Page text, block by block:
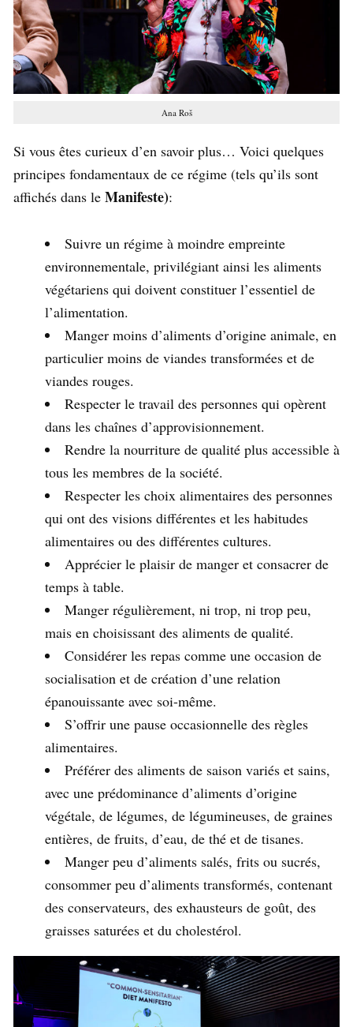
Ana Roš
Si vous êtes curieux d’en savoir plus… Voici quelques
principes fondamentaux de ce régime (tels qu’ils sont
affichés dans le Manifeste):
Suivre un régime à moindre empreinte
environnementale, privilégiant ainsi les aliments
végétariens qui doivent constituer l’essentiel de
l’alimentation.
Manger moins d’aliments d’origine animale, en
particulier moins de viandes transformées et de
viandes rouges.
Respecter le travail des personnes qui opèrent
dans les chaînes d’approvisionnement.
Rendre la nourriture de qualité plus accessible à
tous les membres de la société.
Respecter les choix alimentaires des personnes
qui ont des visions différentes et les habitudes
alimentaires ou des différentes cultures.
Apprécier le plaisir de manger et consacrer de
temps à table.
Manger régulièrement, ni trop, ni trop peu,
mais en choisissant des aliments de qualité.
Considérer les repas comme une occasion de
socialisation et de création d’une relation
épanouissante avec soi-même.
S’offrir une pause occasionnelle des règles
alimentaires.
Préférer des aliments de saison variés et sains,
avec une prédominance d’aliments d’origine
végétale, de légumes, de légumineuses, de graines
entières, de fruits, d’eau, de thé et de tisanes.
Manger peu d’aliments salés, frits ou sucrés,
consommer peu d’aliments transformés, contenant
des conservateurs, des exhausteurs de goût, des
graisses saturées et du cholestérol.